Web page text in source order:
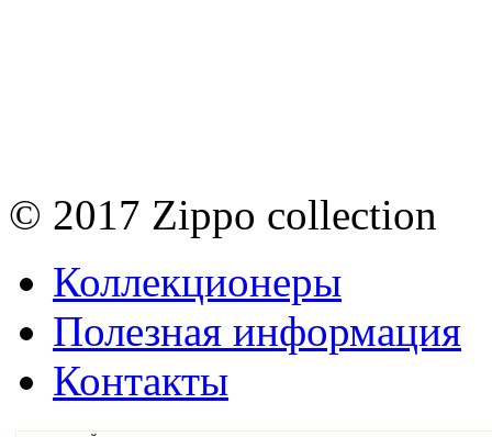
© 2017 Zippo collection
Коллекционеры
Полезная информация
Контакты